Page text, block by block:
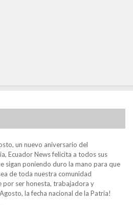
un nuevo aniversario del
Ecuador News felicita a todos sus
sigan poniendo duro la mano para que
de toda nuestra comunidad
por ser honesta, trabajadora y
la fecha nacional de la Patria!